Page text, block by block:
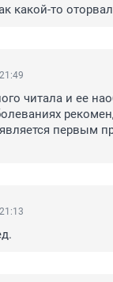
какой-то
читала и ее
первым